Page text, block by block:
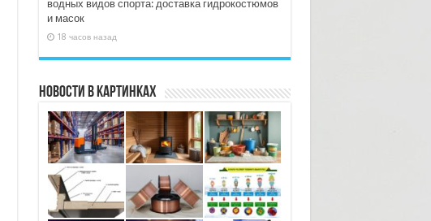
водных видов спорта: доставка гидрокостюмов
и масок
18 часов назад
Новости в картинках